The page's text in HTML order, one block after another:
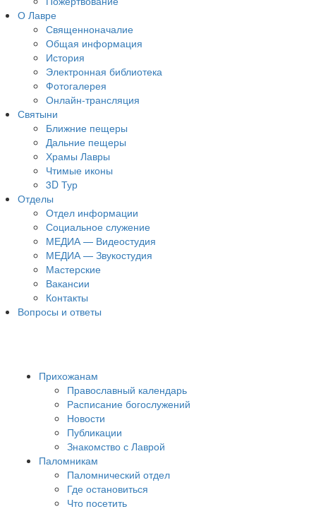
О Лавре
Священноначалие
Общая информация
История
Электронная библиотека
Фотогалерея
Онлайн-трансляция
Святыни
Ближние пещеры
Дальние пещеры
Храмы Лавры
Чтимые иконы
3D Тур
Отделы
Отдел информации
Социальное служение
МЕДИА — Видеостудия
МЕДИА — Звукостудия
Мастерские
Вакансии
Контакты
Вопросы и ответы
Прихожанам
Православный календарь
Расписание богослужений
Новости
Публикации
Знакомство с Лаврой
Паломникам
Паломнический отдел
Где остановиться
Что посетить